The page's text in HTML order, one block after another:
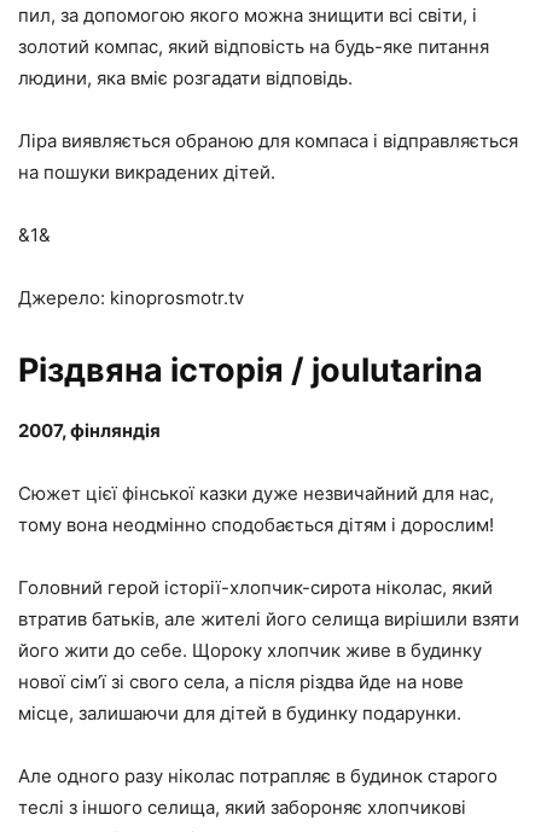
пил, за допомогою якого можна знищити всі світи, і
золотий компас, який відповість на будь-яке питання
людини, яка вміє розгадати відповідь.
Ліра виявляється обраною для компаса і відправляється
на пошуки викрадених дітей.
&1&
Джерело: kinoprosmotr.tv
Різдвяна історія / joulutarina
2007, фінляндія
Сюжет цієї фінської казки дуже незвичайний для нас,
тому вона неодмінно сподобається дітям і дорослим!
Головний герой історії-хлопчик-сирота ніколас, який
втратив батьків, але жителі його селища вирішили взяти
його жити до себе. Щороку хлопчик живе в будинку
нової сім’ї зі свого села, а після різдва йде на нове
місце, залишаючи для дітей в будинку подарунки.
Але одного разу ніколас потрапляє в будинок старого
теслі з іншого селища, який забороняє хлопчикові